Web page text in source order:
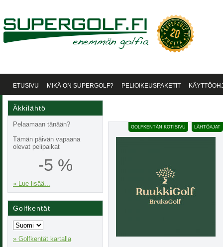
ETUSIVU MIKÄ ON SUPERGOLF? PELIOIKEUSPAKETIT
Äkkilähtö
Pelaamaan tänään?
Tämän päivän vapaana
olevat pelipaikat
-5 %
» Lue lisää...
Golfkentät
» Golfkentät kartalla
GOLFKENTÄN KOTISIVU LÄHTÖAJAT